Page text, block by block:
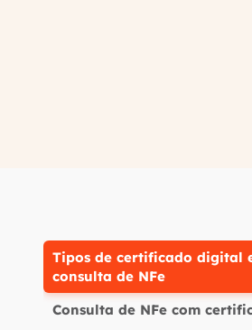
Tipos de certificado digital
consulta de NFe
Consulta de NFe com